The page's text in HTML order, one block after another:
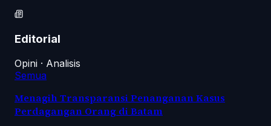
Editorial
Opini · Analisis
Semua
Menagih Transparansi Penanganan Kasus
Perdagangan Orang di Batam